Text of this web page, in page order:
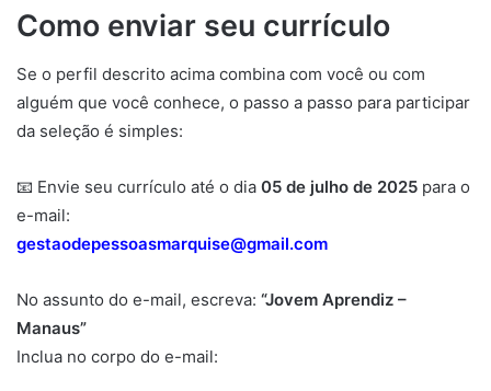
Como enviar seu currículo
Se o perfil descrito acima combina com você ou com
alguém que você conhece, o passo a passo para participar
da seleção é simples:
📧 Envie seu currículo até o dia 05 de julho de 2025 para o
e-mail:
gestaodepessoasmarquise@gmail.com
No assunto do e-mail, escreva: “Jovem Aprendiz –
Manaus”
Inclua no corpo do e-mail: